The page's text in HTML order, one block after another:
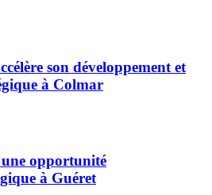
son développement et
à Colmar
opportunité
à Guéret